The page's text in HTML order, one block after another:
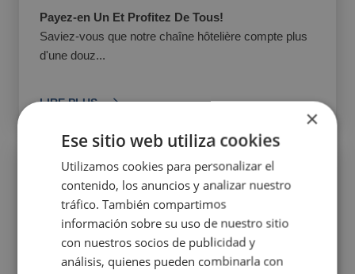
Payez-en Un Et Profitez De Tous!
Saviez-vous que notre chaîne hôtelière compte plus
d'une douz...
LIRE PLUS
×
Ese sitio web utiliza cookies
Utilizamos cookies para personalizar el
contenido, los anuncios y analizar nuestro
tráfico. También compartimos
información sobre su uso de nuestro sitio
con nuestros socios de publicidad y
análisis, quienes pueden combinarla con